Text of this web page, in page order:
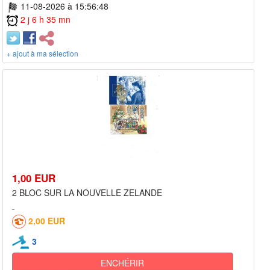
11-08-2026 à 15:56:48
2 j 6 h 35 mn
+ ajout à ma sélection
1,00 EUR
2 BLOC SUR LA NOUVELLE ZELANDE
2,00 EUR
3
ENCHÉRIR